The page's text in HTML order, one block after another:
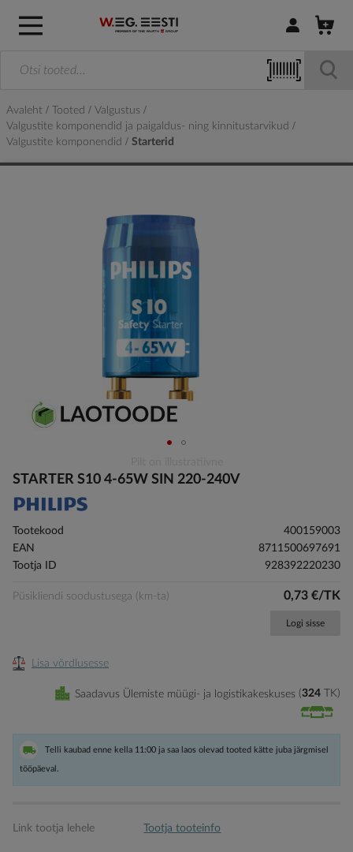
Logi sisse /
Avaleht Tooted
Valgustus
Valgustite komponendid ja paigaldus- ning kinnitustarvikud
Valgustite komponendid
Starterid
to
beginning
of
gallery
STARTER S10 4-65W SIN 220-240V
Tootekood
400159003
EAN
8711500697691
Tootja ID
928392220230
Püsikliendi soodustusega (km-ta) 0,73 €/TK
Logi sisse
Lisa võrdlusesse
Saadavus Ülemiste müügi- ja logistikakeskuses 324 TK
Telli kaubad enne kella 11:00 ja saa laos olevad tooted kätte juba järgmisel
tööpäeval.
Link tootja lehele Tootja tooteinfo